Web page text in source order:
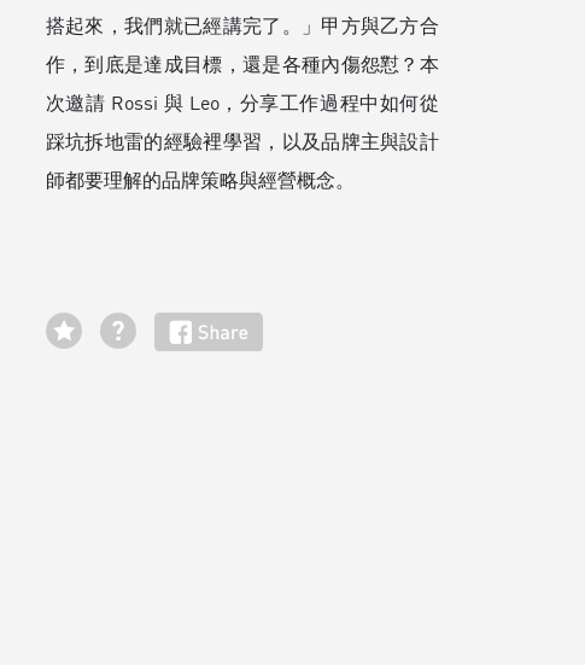
搭起來，我們就已經講完了。」甲方與乙方合
作，到底是達成目標，還是各種內傷怨懟？本
次邀請 Rossi 與 Leo，分享工作過程中如何從
踩坑拆地雷的經驗裡學習，以及品牌主與設計
師都要理解的品牌策略與經營概念。